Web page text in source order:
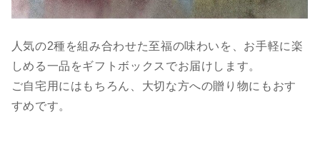
人気の2種を組み合わせた至福の味わいを、お手軽に楽
しめる一品をギフトボックスでお届けします。
ご自宅用にはもちろん、大切な方への贈り物にもおす
すめです。